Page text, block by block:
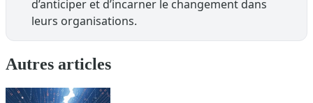
d’anticiper et d’incarner le changement dans
leurs organisations.
Autres articles